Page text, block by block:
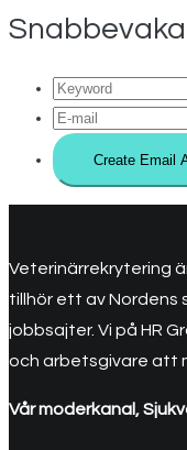
Veterinärrekrytering
tillhör ett av Nordens
jobbsajter. Vi på HR
och arbetsgivare att
Vår moderkanal,